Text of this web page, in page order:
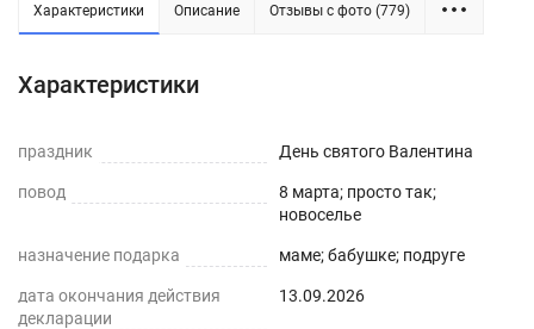
производства используется экологически
водонепроницаемости, нескользкости,
термостойкости (максимум до 70°С).
Характеристики Описание Отзывы с фото (779)
Характеристики
праздник День святого Валентина
повод
8 марта; просто так;
новоселье
назначение подарка маме; бабушке; подруге
дата окончания действия
декларации
13.09.2026